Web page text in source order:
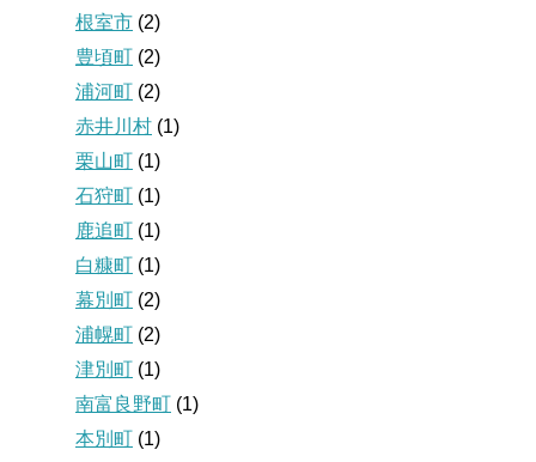
根室市 (2)
豊頃町
(2)
浦河町
(2)
赤井川村 (1)
栗山町
(1)
石狩町
(1)
鹿追町
(1)
白糠町
(1)
幕別町
(2)
浦幌町
(2)
津別町
(1)
南富良野町
(1)
本別町
(1)